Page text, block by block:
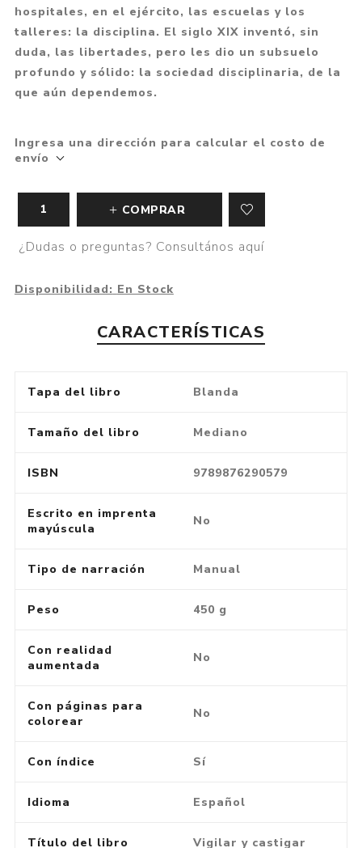
hospitales, en el ejército, las escuelas y los
talleres: la disciplina. El siglo XIX inventó, sin
duda, las libertades, pero les dio un subsuelo
profundo y sólido: la sociedad disciplinaria, de la
que aún dependemos.
Ingresa una dirección para calcular el costo de
envío
COMPRAR
¿Dudas o preguntas? Consultános aquí
Disponibilidad: En Stock
CARACTERÍSTICAS
Tapa del libro Blanda
Tamaño del libro Mediano
ISBN 9789876290579
Escrito en imprenta
mayúscula
No
Tipo de narración Manual
Peso 450 g
Con realidad
aumentada
No
Con páginas para
colorear
No
Con índice Sí
Idioma Español
Título del libro Vigilar y castigar